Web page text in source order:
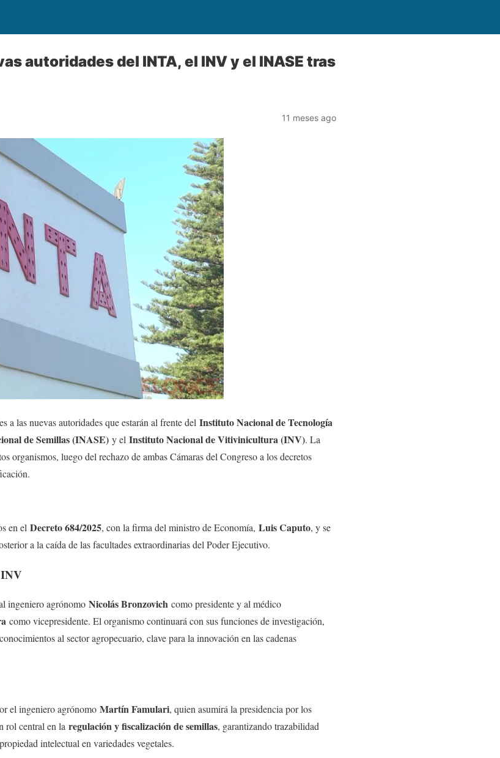
autoridades del INTA, el INV y el INASE tras
11 meses ago
a las nuevas autoridades que estarán al frente del Instituto Nacional de Tecnología
de Semillas (INASE) y el Instituto Nacional de Vitivinicultura (INV). La
organismos, luego del rechazo de ambas Cámaras del Congreso a los decretos
en el Decreto 684/2025, con la firma del ministro de Economía, Luis Caputo, y se
a la caída de las facultades extraordinarias del Poder Ejecutivo.
ingeniero agrónomo Nicolás Bronzovich como presidente y al médico
como vicepresidente. El organismo continuará con sus funciones de investigación,
al sector agropecuario, clave para la innovación en las cadenas
el ingeniero agrónomo Martín Famulari, quien asumirá la presidencia por los
rol central en la regulación y fiscalización de semillas, garantizando trazabilidad
intelectual en variedades vegetales.